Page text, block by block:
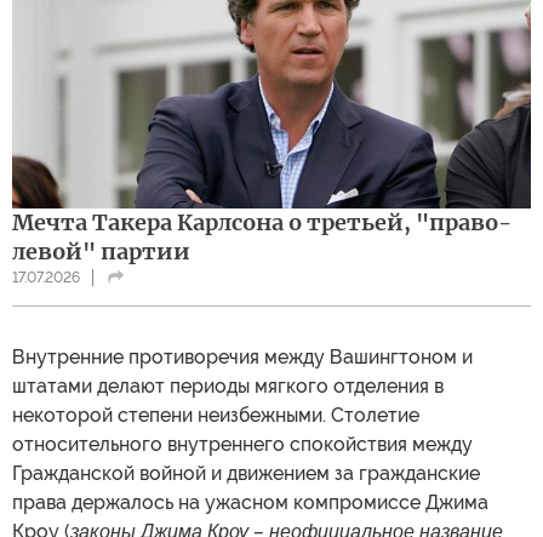
Мечта Такера Карлсона о третьей, "право-
левой" партии
17.07.2026
Внутренние противоречия между Вашингтоном и
штатами делают периоды мягкого отделения в
некоторой степени неизбежными. Столетие
относительного внутреннего спокойствия между
Гражданской войной и движением за гражданские
права держалось на ужасном компромиссе Джима
Кроу (законы Джима Кроу – неофициальное название